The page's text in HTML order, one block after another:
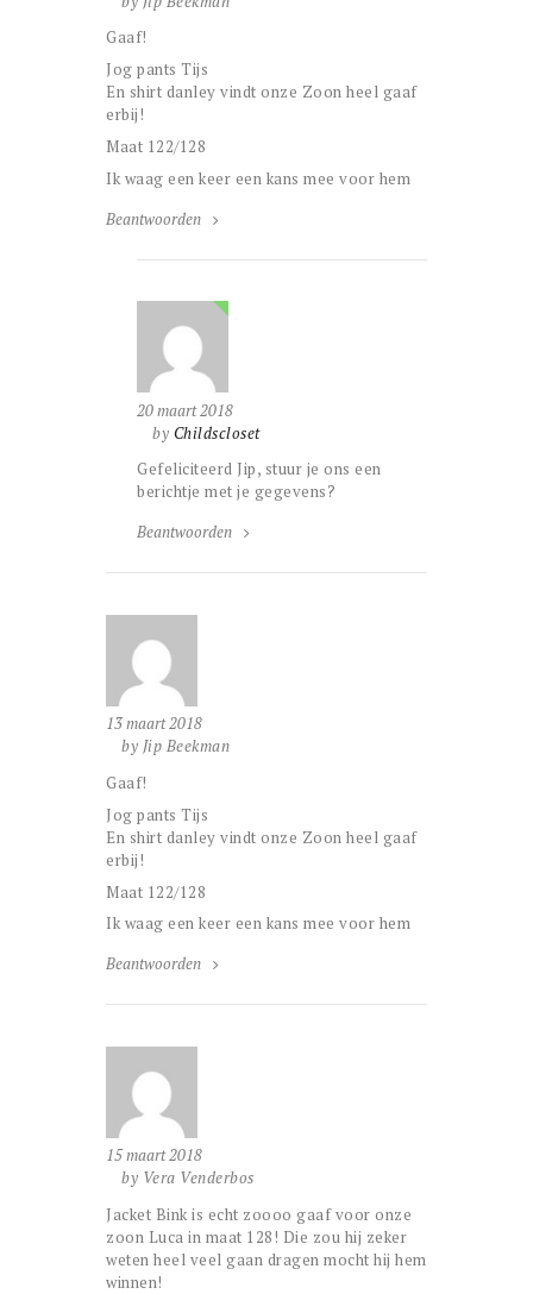
Gaaf!
Jog pants Tijs
En shirt danley vindt onze Zoon heel gaaf
erbij!
Maat 122/128
Ik waag een keer een kans mee voor hem
Beantwoorden
20 maart 2018
by Childscloset
Gefeliciteerd Jip, stuur je ons een
berichtje met je gegevens?
Beantwoorden
13 maart 2018
by Jip Beekman
Gaaf!
Jog pants Tijs
En shirt danley vindt onze Zoon heel gaaf
erbij!
Maat 122/128
Ik waag een keer een kans mee voor hem
Beantwoorden
15 maart 2018
by Vera Venderbos
Jacket Bink is echt zoooo gaaf voor onze
zoon Luca in maat 128! Die zou hij zeker
weten heel veel gaan dragen mocht hij hem
winnen!